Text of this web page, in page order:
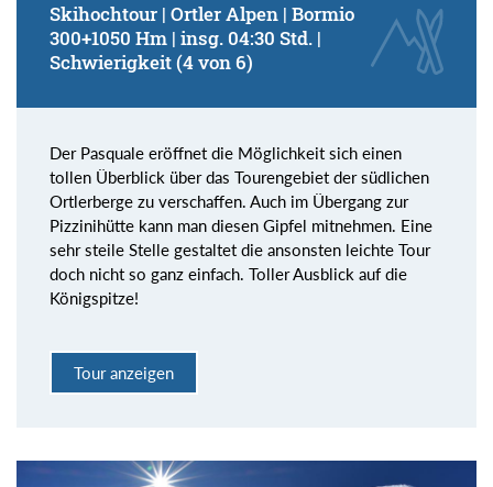
Skihochtour | Ortler Alpen | Bormio
300+1050 Hm | insg. 04:30 Std. |
Schwierigkeit (4 von 6)
Der Pasquale eröffnet die Möglichkeit sich einen
tollen Überblick über das Tourengebiet der südlichen
Ortlerberge zu verschaffen. Auch im Übergang zur
Pizzinihütte kann man diesen Gipfel mitnehmen. Eine
sehr steile Stelle gestaltet die ansonsten leichte Tour
doch nicht so ganz einfach. Toller Ausblick auf die
Königspitze!
Tour anzeigen